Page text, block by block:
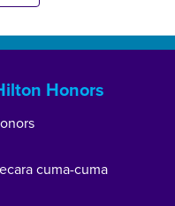
Honors
cuma-cuma